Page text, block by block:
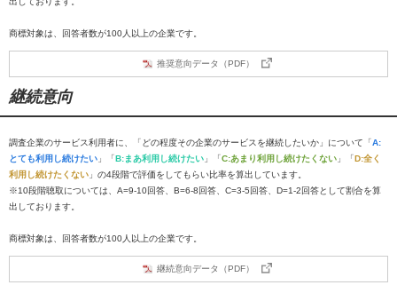
商標対象は、回答者数が100人以上の企業です。
推奨意向データ（PDF）
継続意向
調査企業のサービス利用者に、「どの程度その企業のサービスを継続したいか」について「A:
とても利用し続けたい 」「B:まあ利用し続けたい 」「C:あまり利用し続けたくない 」「D:全く
利用し続けたくない 」の4段階で評価をしてもらい比率を算出しています。
※10段階聴取については、A=9-10回答、B=6-8回答、C=3-5回答、D=1-2回答として割合を算
出しております。
商標対象は、回答者数が100人以上の企業です。
継続意向データ（PDF）